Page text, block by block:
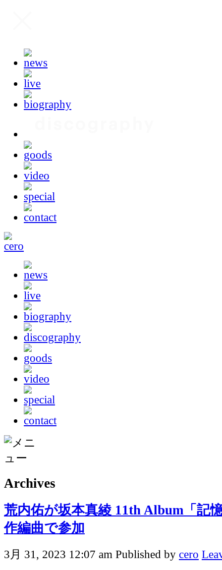
Archives
荒内佑が坂本真綾 11th Album「記
作編曲で参加
3月 31, 2023 12:07 am Published by cero